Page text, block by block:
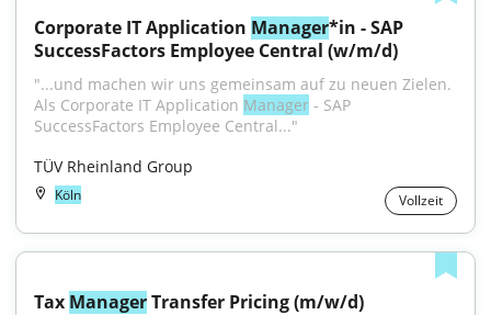
Corporate IT Application Manager*in - SAP
SuccessFactors Employee Central (w/m/d)
"...und machen wir uns gemeinsam auf zu neuen Zielen.
Als Corporate IT Application Manager - SAP
SuccessFactors Employee Central..."
TÜV Rheinland Group
Köln Vollzeit
Tax Manager Transfer Pricing (m/w/d)